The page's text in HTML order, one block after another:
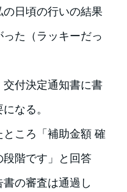
日頃の行いの結果
た（ラッキーだっ
付決定通知書に書
なる。
ころ「補助金額 確
階です」と回答
の審査は通過し